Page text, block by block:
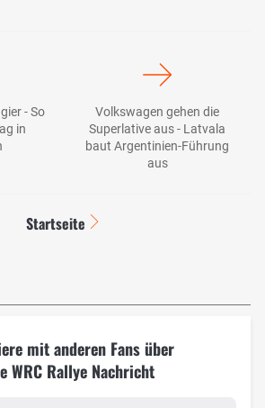
- So
in
Volkswagen gehen die
Superlative aus - Latvala
baut Argentinien-Führung
aus
Startseite
mit anderen Fans über
WRC Rallye Nachricht